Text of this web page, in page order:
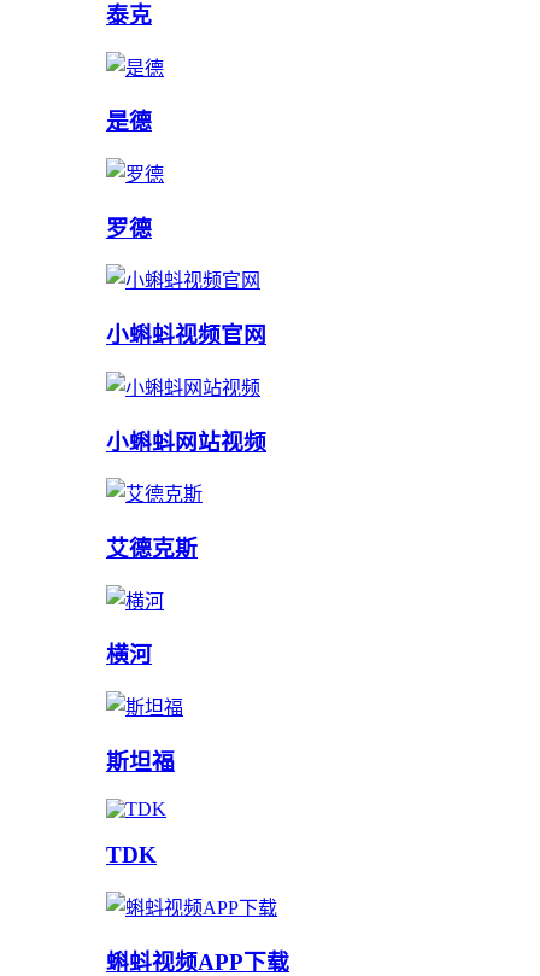
泰克
是德
罗德
小蝌蚪视频官网
小蝌蚪网站视频
艾德克斯
横河
斯坦福
TDK
蝌蚪视频APP下载